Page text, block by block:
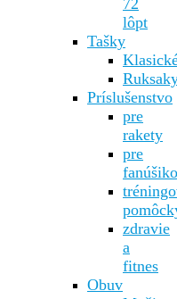
72
lôpt
Tašky
Príslušenstvo
pre
rakety
pre
zdravie
a
fitnes
Obuv